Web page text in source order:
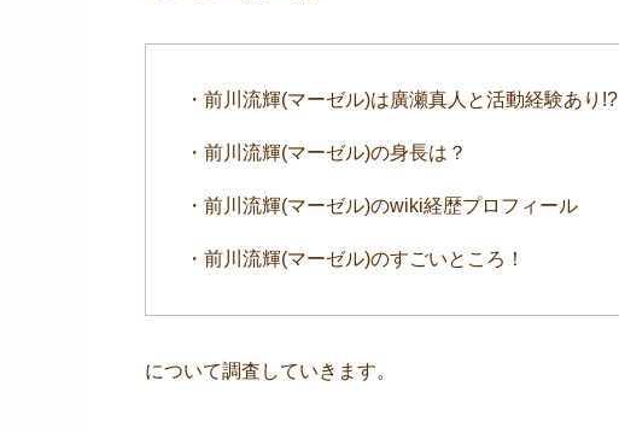
・前川流輝(マーゼル)は廣瀬真人と活動経験あり!?
・前川流輝(マーゼル)の身長は？
・前川流輝(マーゼル)のwiki経歴プロフィール
・前川流輝(マーゼル)のすごいところ！
について調査していきます。